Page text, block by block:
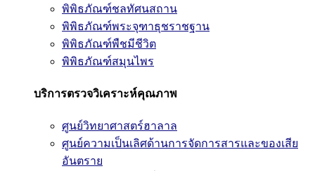
พิพิธภัณฑ์ชลทัศนสถาน
พิพิธภัณฑ์พระจุฑาธุชราชฐาน
พิพิธภัณฑ์พืชมีชีวิต
พิพิธภัณฑ์สมุนไพร
บริการตรวจวิเคราะห์คุณภาพ
ศูนย์วิทยาศาสตร์ฮาลาล
ศูนย์ความเป็นเลิศด้านการจัดการสารและของเสีย
อันตราย